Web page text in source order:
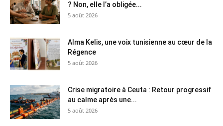
? Non, elle l’a obligée...
5 août 2026
Alma Kelis, une voix tunisienne au cœur de la
Régence
5 août 2026
Crise migratoire à Ceuta : Retour progressif
au calme après une...
5 août 2026